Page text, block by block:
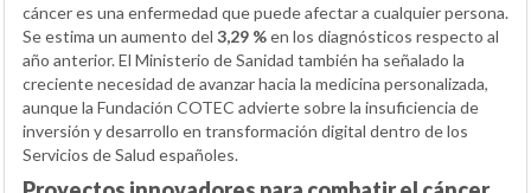
cáncer es una enfermedad que puede afectar a cualquier persona.
Se estima un aumento del 3,29 %en los diagnósticos respecto al
año anterior. El Ministerio de Sanidad también ha señalado la
creciente necesidad de avanzar hacia la medicina personalizada,
aunque la Fundación COTEC advierte sobre la insuficiencia de
inversión y desarrollo en transformación digital dentro de los
Servicios de Salud españoles.